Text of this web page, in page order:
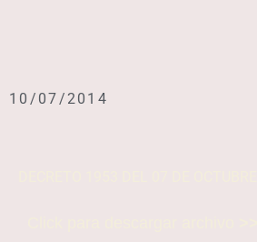
10/07/2014